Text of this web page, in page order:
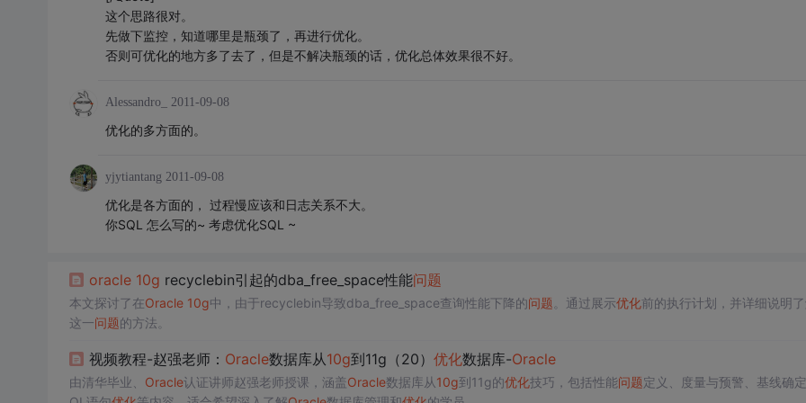
这个思路很对。
先做下监控，知道哪里是瓶颈了，再进行优化。
否则可优化的地方多了去了，但是不解决瓶颈的话，优化总体效果很不好。
Alessandro_ 2011-09-08
优化的多方面的。
yjytiantang 2011-09-08
优化是各方面的， 过程慢应该和日志关系不大。
你SQL 怎么写的~ 考虑优化SQL ~
oracle 10g recyclebin引起的dba_free_space性能问题
本文探讨了在Oracle 10g中，由于recyclebin导致dba_free_space查询性能下降的问题 。通过展示优化前的执行计划，并详细说明
这一问题的方法。
视频教程-赵强老师： Oracle数据库从10g到11g（20） 优化数据库-Oracle
由清华毕业、 Oracle认证讲师赵强老师授课，涵盖Oracle数据库从10g到11g的优化技巧，包括性能问题定义、度量与预警、基线确